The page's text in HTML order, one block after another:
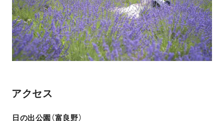
アクセス
日の出公園（富良野）